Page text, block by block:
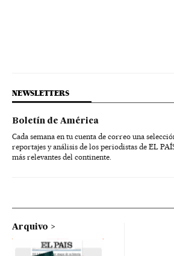
NEWSLETTERS
Boletín de América
Cada semana en tu cuenta de correo una
reportajes y análisis de los periodistas de EL
más relevantes del continente.
Arquivo